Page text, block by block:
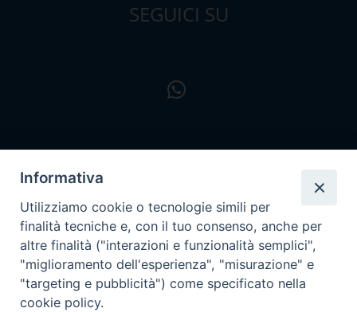
SEGUICI SU
Informativa
Utilizziamo cookie o tecnologie simili per
finalità tecniche e, con il tuo consenso, anche per
altre finalità ("interazioni e funzionalità semplici",
"miglioramento dell'esperienza", "misurazione" e
"targeting e pubblicità") come specificato nella
cookie policy.